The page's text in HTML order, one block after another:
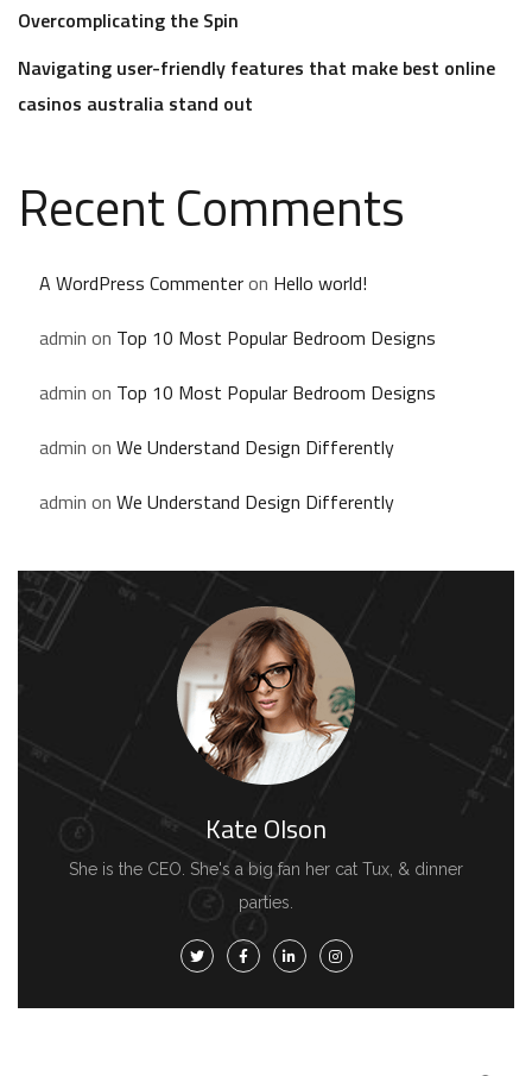
Overcomplicating the Spin
Navigating user-friendly features that make best online
casinos australia stand out
Recent Comments
A WordPress Commenteron Hello world!
admin on Top 10 Most Popular Bedroom Designs
admin on Top 10 Most Popular Bedroom Designs
admin on We Understand Design Differently
admin on We Understand Design Differently
Kate Olson
She is the CEO. She's a big fan her cat Tux, & dinner
parties.